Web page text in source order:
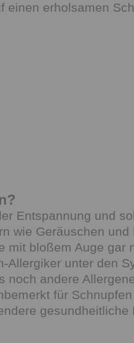
einen erholsamen
Entspannung und
wie Geräuschen
mit bloßem Auge gar
Allergiker unter den
noch andere
für
gesundheitliche